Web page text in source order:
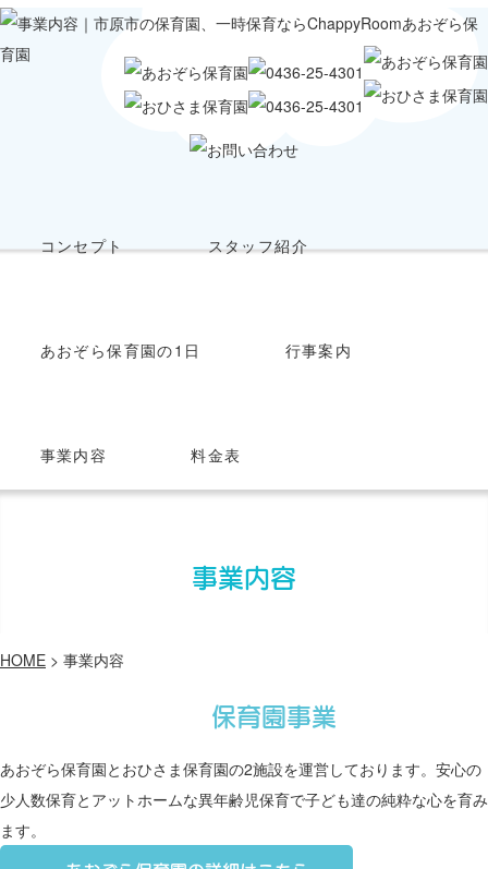
コンセプト スタッフ紹介
あおぞら保育園の1日 行事案内
事業内容 料金表
事業内容
HOME > 事業内容
保育園事業
あおぞら保育園とおひさま保育園の2施設を運営しております。安心の
少人数保育とアットホームな異年齢児保育で子ども達の純粋な心を育み
ます。